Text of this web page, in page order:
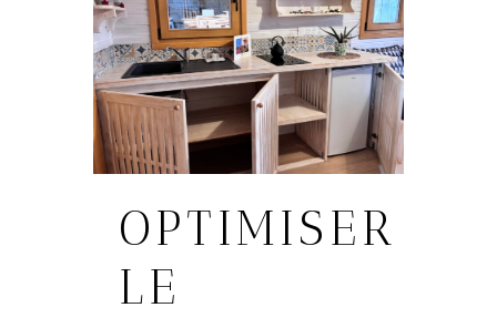
OPTIMISER
LE